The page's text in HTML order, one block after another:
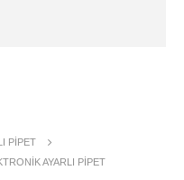
PIPET
AYARLI PIPET